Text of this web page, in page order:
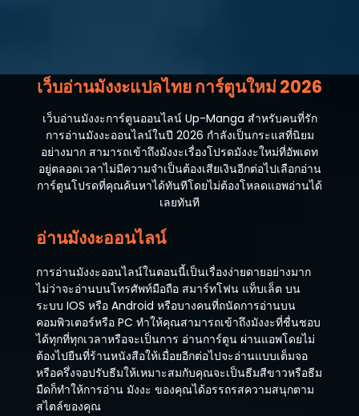
ตอนที่ 8
ตอนที่ 7
เมษายน 27, 2026
ตอนที่ 6
เมษายน 27, 2026
ตอนที่ 5
เมษายน 27, 2026
ตอนที่ 4
เมษายน 27, 2026
ตอนที่ 3
เมษายน 27, 2026
ตอนที่ 2
เมษายน 27, 2026
เว็บอ่านมังงะแปลไทย การ์ตูนใหม่ 2026
เว็บอ่านมังงะการ์ตูนออนไลน์ Up-Manga สำหรับคนที่รัก
การอ่านมังงะออนไลน์ในปี 2026 กำลังเป็นกระแสที่นิยม
อย่างมาก สามารถเข้าถึงมังงะเรื่องโปรดมังงะใหม่ที่อัพเดท
อยู่ตลอดเวลาไม่มีความจำเป็นต้องเสียเงินอีกต่อไปเลือกอ่าน
การ์ตูนโปรดที่คุณค้นหาได้ทันทีโดยไม่ต้องโหลดแอพอ่านได้
เลยทันที
อ่านมังงะออนไลน์
การอ่านมังงะออนไลน์ในตอนนี้เป็นเรื่องง่ายดายอย่างมาก
ไม่ว่าจะอ่านบนโทรศัพท์มือถือ สมาร์ทโฟน แท็บเล็ต บน
ระบบ IOS หรือ Android หรือบางคนที่ถนัดการอ่านบน
คอมพิวเตอร์หรือ PC ทำให้คุณสามารถเข้าถึงมังงะที่ชื่นชอบ
ได้ทุกที่ทุกเวลาหรือจะเป็นการ อ่านการ์ตูน ผ่านแอพโดยไม่
ต้องไปยืนที่ร้านหนังสือให้เมื่อยอีกต่อไปจะอ่านแบบเต็มจอ
หรือครึ่งจอปรับธีมให้เหมาะสมกับคุณจะเป็นธีมสีขาวหรือธีม
มืดก็ทำให้การอ่าน มังงะ ของคุณได้อรรถรสความสนุกตาม
สไตล์ของคุณ